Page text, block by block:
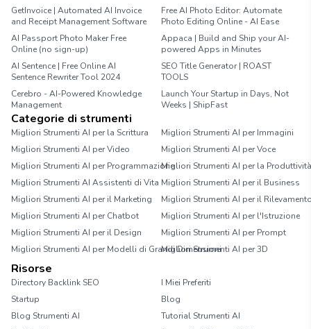
GetInvoice | Automated AI Invoice
and Receipt Management Software
Free AI Photo Editor: Automate
Photo Editing Online - AI Ease
AI Passport Photo Maker Free
Online (no sign-up)
Appaca | Build and Ship your AI-
powered Apps in Minutes
AI Sentence | Free Online AI
Sentence Rewriter Tool 2024
SEO Title Generator | ROAST
TOOLS
Cerebro - AI-Powered Knowledge
Management
Launch Your Startup in Days, Not
Weeks | ShipFast
Categorie di strumenti
Migliori Strumenti AI per la Scrittura
Migliori Strumenti AI per Immagini
Migliori Strumenti AI per Video
Migliori Strumenti AI per Voce
Migliori Strumenti AI per ProgrammazioneMigliori Strumenti AI per la Produttività
Migliori Strumenti AI Assistenti di Vita Migliori Strumenti AI per il Business
Migliori Strumenti AI per il Marketing
Migliori Strumenti AI per il
Migliori Strumenti AI per Chatbot
Migliori Strumenti AI per l'Istruzione
Migliori Strumenti AI per il Design
Migliori Strumenti AI per Prompt
Migliori Strumenti AI per Modelli di Grandi Dimensioni
Migliori Strumenti AI per 3D
Risorse
Directory Backlink SEO
I Miei Preferiti
Startup
Blog
Blog Strumenti AI
Tutorial Strumenti AI